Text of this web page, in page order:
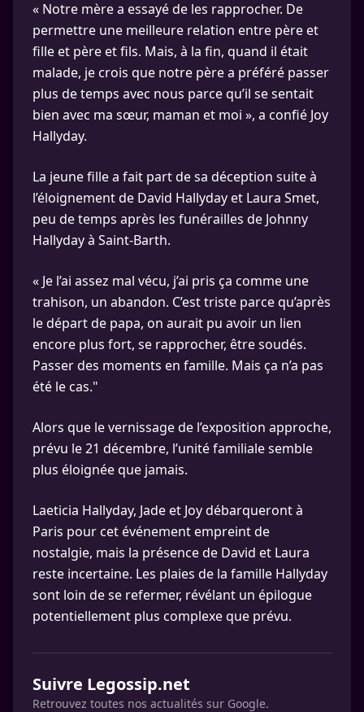
« Notre mère a essayé de les rapprocher. De
permettre une meilleure relation entre père et
fille et père et fils. Mais, à la fin, quand il était
malade, je crois que notre père a préféré passer
plus de temps avec nous parce qu’il se sentait
bien avec ma sœur, maman et moi », a confié Joy
Hallyday.
La jeune fille a fait part de sa déception suite à
l’éloignement de David Hallyday et Laura Smet,
peu de temps après les funérailles de Johnny
Hallyday à Saint-Barth.
« Je l’ai assez mal vécu, j’ai pris ça comme une
trahison, un abandon. C’est triste parce qu’après
le départ de papa, on aurait pu avoir un lien
encore plus fort, se rapprocher, être soudés.
Passer des moments en famille. Mais ça n’a pas
été le cas."
Alors que le vernissage de l’exposition approche,
prévu le 21 décembre, l’unité familiale semble
plus éloignée que jamais.
Laeticia Hallyday, Jade et Joy débarqueront à
Paris pour cet événement empreint de
nostalgie, mais la présence de David et Laura
reste incertaine. Les plaies de la famille Hallyday
sont loin de se refermer, révélant un épilogue
potentiellement plus complexe que prévu.
Suivre Legossip.net
Retrouvez toutes nos actualités sur Google.